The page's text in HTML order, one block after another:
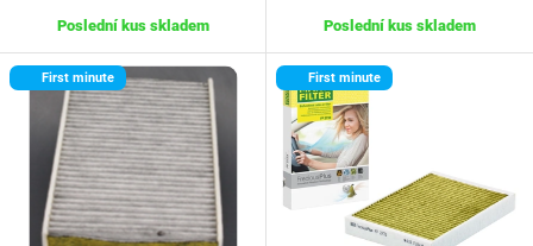
Poslední kus skladem Poslední kus skladem
First minute First minute